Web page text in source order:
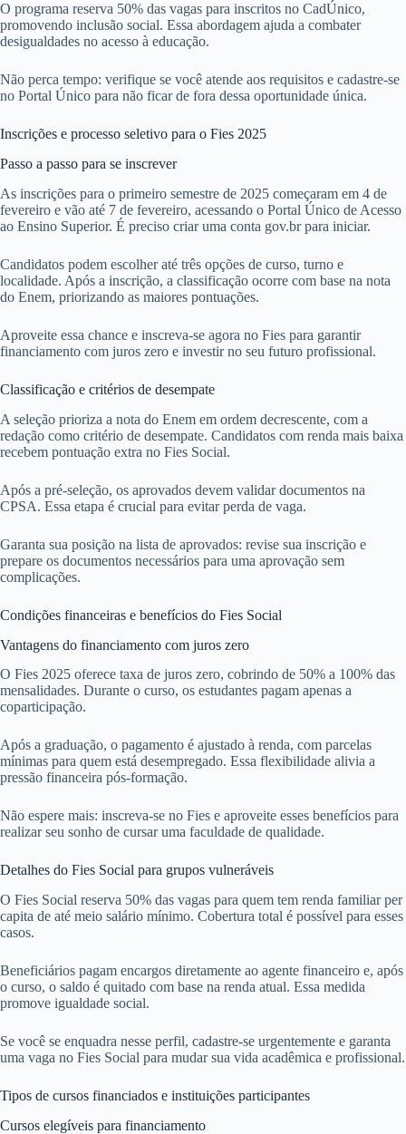
O programa reserva 50% das vagas para inscritos no CadÚnico,
promovendo inclusão social. Essa abordagem ajuda a combater
desigualdades no acesso à educação.
Não perca tempo: verifique se você atende aos requisitos e cadastre-se
no Portal Único para não ficar de fora dessa oportunidade única.
Inscrições e processo seletivo para o Fies 2025
Passo a passo para se inscrever
As inscrições para o primeiro semestre de 2025 começaram em 4 de
fevereiro e vão até 7 de fevereiro, acessando o Portal Único de Acesso
ao Ensino Superior. É preciso criar uma conta gov.br para iniciar.
Candidatos podem escolher até três opções de curso, turno e
localidade. Após a inscrição, a classificação ocorre com base na nota
do Enem, priorizando as maiores pontuações.
Aproveite essa chance e inscreva-se agora no Fies para garantir
financiamento com juros zero e investir no seu futuro profissional.
Classificação e critérios de desempate
A seleção prioriza a nota do Enem em ordem decrescente, com a
redação como critério de desempate. Candidatos com renda mais baixa
recebem pontuação extra no Fies Social.
Após a pré-seleção, os aprovados devem validar documentos na
CPSA. Essa etapa é crucial para evitar perda de vaga.
Garanta sua posição na lista de aprovados: revise sua inscrição e
prepare os documentos necessários para uma aprovação sem
complicações.
Condições financeiras e benefícios do Fies Social
Vantagens do financiamento com juros zero
O Fies 2025 oferece taxa de juros zero, cobrindo de 50% a 100% das
mensalidades. Durante o curso, os estudantes pagam apenas a
coparticipação.
Após a graduação, o pagamento é ajustado à renda, com parcelas
mínimas para quem está desempregado. Essa flexibilidade alivia a
pressão financeira pós-formação.
Não espere mais: inscreva-se no Fies e aproveite esses benefícios para
realizar seu sonho de cursar uma faculdade de qualidade.
Detalhes do Fies Social para grupos vulneráveis
O Fies Social reserva 50% das vagas para quem tem renda familiar per
capita de até meio salário mínimo. Cobertura total é possível para esses
casos.
Beneficiários pagam encargos diretamente ao agente financeiro e, após
o curso, o saldo é quitado com base na renda atual. Essa medida
promove igualdade social.
Se você se enquadra nesse perfil, cadastre-se urgentemente e garanta
uma vaga no Fies Social para mudar sua vida acadêmica e profissional.
Tipos de cursos financiados e instituições participantes
Cursos elegíveis para financiamento